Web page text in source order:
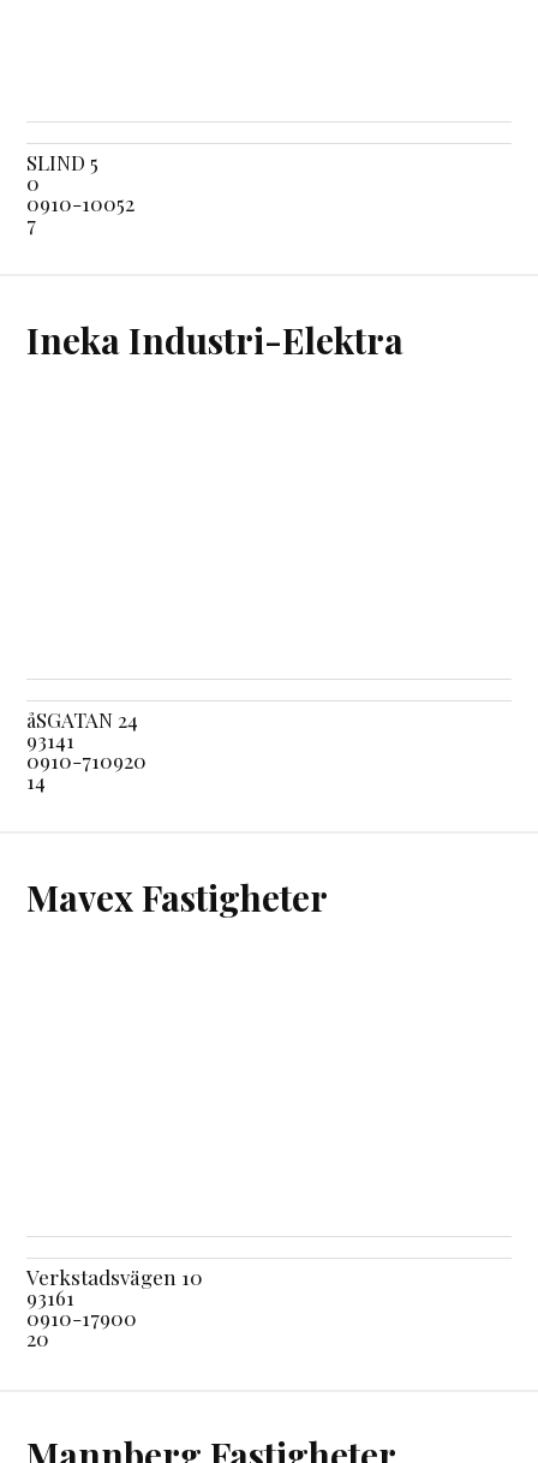
SLIND 5
0
0910-10052
7
Ineka Industri-Elektra
åSGATAN 24
93141
0910-710920
14
Mavex Fastigheter
Verkstadsvägen 10
93161
0910-17900
20